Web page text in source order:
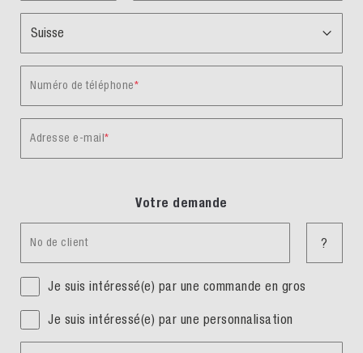
Numéro de téléphone
Adresse e-mail
Votre demande
No de client ?
Je suis intéressé(e) par une commande en gros
Je suis intéressé(e) par une personnalisation